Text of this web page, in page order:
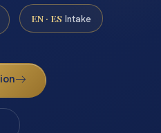
EN · ES Intake